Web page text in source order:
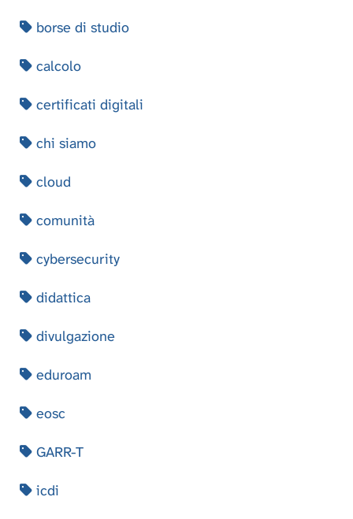
borse di studio
calcolo
certificati digitali
chi siamo
cloud
comunità
cybersecurity
didattica
divulgazione
eduroam
eosc
GARR-T
icdi